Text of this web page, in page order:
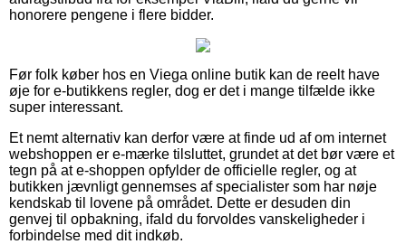
honorere pengene i flere bidder.
Før folk køber hos en Viega online butik kan de reelt have
øje for e-butikkens regler, dog er det i mange tilfælde ikke
super interessant.
Et nemt alternativ kan derfor være at finde ud af om internet
webshoppen er e-mærke tilsluttet, grundet at det bør være et
tegn på at e-shoppen opfylder de officielle regler, og at
butikken jævnligt gennemses af specialister som har nøje
kendskab til lovene på området. Dette er desuden din
genvej til opbakning, ifald du forvoldes vanskeligheder i
forbindelse med dit indkøb.